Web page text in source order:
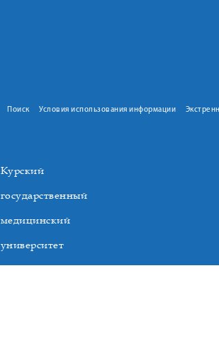
Поиск Условия использования информации
Курский
государственный
медицинский
университет